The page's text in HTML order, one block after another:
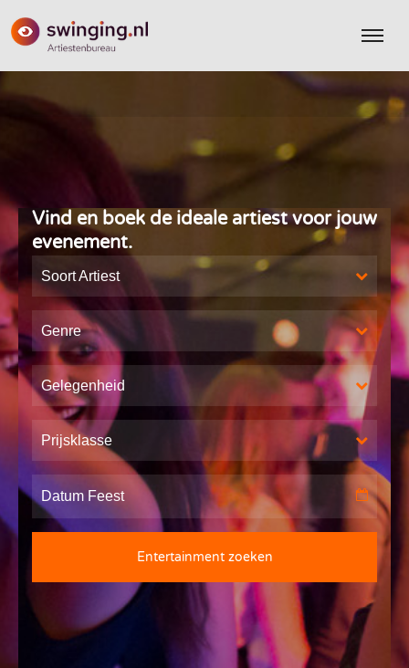
Vind en boek de ideale artiest voor jouw
evenement.
Soort Artiest
Genre
Gelegenheid
Prijsklasse
Entertainment zoeken